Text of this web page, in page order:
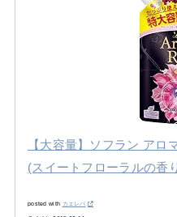
【大容量】ソフラン アロ
(スイートフローラルの香
posted with カエレバ